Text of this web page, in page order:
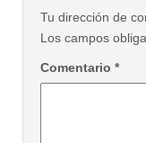
Tu dirección de
Los campos
Comentario *